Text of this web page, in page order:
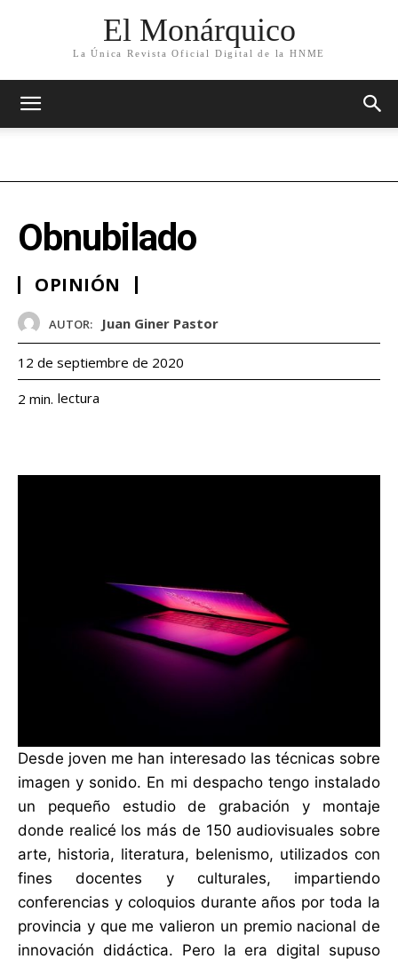
El Monárquico
La Única Revista Oficial Digital de la HNME
Obnubilado
OPINIÓN
AUTOR: Juan Giner Pastor
12 de septiembre de 2020
2 min. lectura
Desde joven me han interesado las técnicas sobre
imagen y sonido. En mi despacho tengo instalado
un pequeño estudio de grabación y montaje
donde realicé los más de 150 audiovisuales sobre
arte, historia, literatura, belenismo, utilizados con
fines docentes y culturales, impartiendo
conferencias y coloquios durante años por toda la
provincia y que me valieron un premio nacional de
innovación didáctica. Pero la era digital supuso